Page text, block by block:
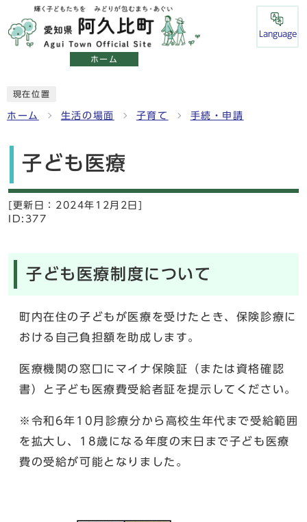
ホーム
Language
現在位置
ホーム 生活の場面 子育て 手続・申請
子ども医療
[更新日： 2024年12月2日]
ID:377
子ども医療制度について
町内在住の子どもが医療を受けたとき、保険診療に
おける自己負担額を助成します。
医療機関の窓口にマイナ保険証（または資格確認
書）と子ども医療費受給者証を提示してください。
※令和6年10月診療分から高校生年代まで受給範囲
を拡大し、18歳になる年度の末日まで子ども医療
費の受給が可能となりました。